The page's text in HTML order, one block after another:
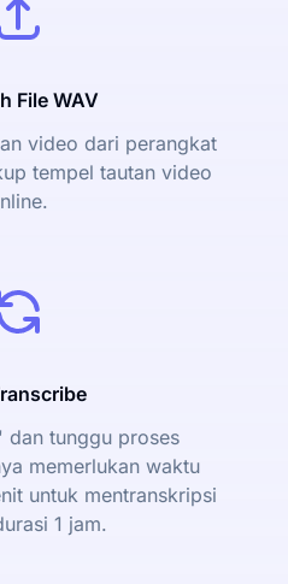
File WAV
video dari perangkat
tempel tautan video
dan tunggu proses
memerlukan waktu
untuk mentranskripsi
1 jam.